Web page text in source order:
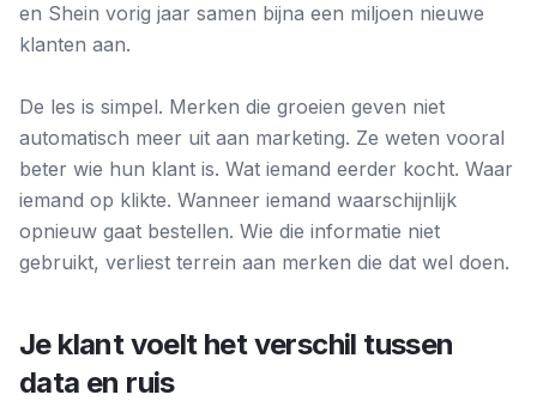
en Shein vorig jaar samen bijna een miljoen nieuwe
klanten aan.
De les is simpel. Merken die groeien geven niet
automatisch meer uit aan marketing. Ze weten vooral
beter wie hun klant is. Wat iemand eerder kocht. Waar
iemand op klikte. Wanneer iemand waarschijnlijk
opnieuw gaat bestellen. Wie die informatie niet
gebruikt, verliest terrein aan merken die dat wel doen.
Je klant voelt het verschil tussen
data en ruis